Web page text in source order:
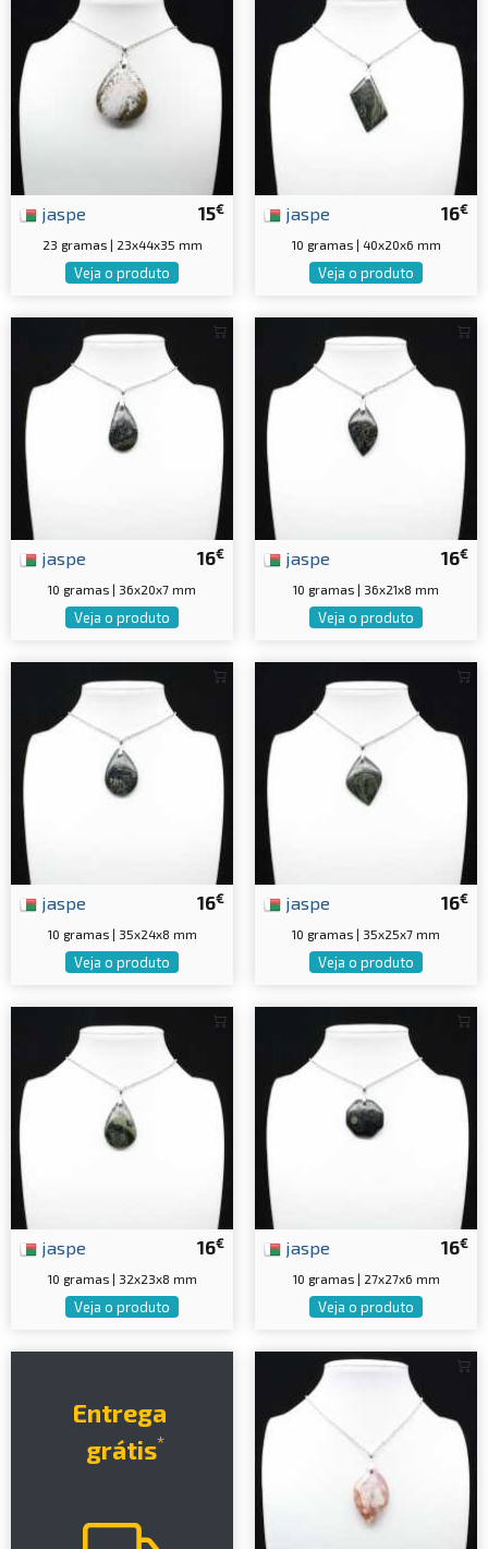
15€
jaspe
23 gramas | 23x44x35 mm
Veja o produto
16€
jaspe
10 gramas | 40x20x6 mm
Veja o produto
16€
jaspe
10 gramas | 36x20x7 mm
Veja o produto
16€
jaspe
10 gramas | 36x21x8 mm
Veja o produto
16€
jaspe
10 gramas | 35x24x8 mm
Veja o produto
16€
jaspe
10 gramas | 35x25x7 mm
Veja o produto
16€
jaspe
10 gramas | 32x23x8 mm
Veja o produto
16€
jaspe
10 gramas | 27x27x6 mm
Veja o produto
Entrega
grátis*